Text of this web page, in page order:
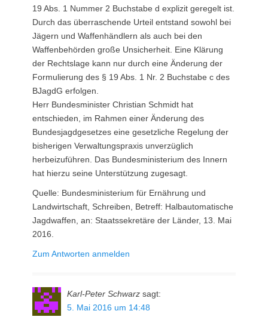
19 Abs. 1 Nummer 2 Buchstabe d explizit geregelt ist.
Durch das überraschende Urteil entstand sowohl bei
Jägern und Waffenhändlern als auch bei den
Waffenbehörden große Unsicherheit. Eine Klärung
der Rechtslage kann nur durch eine Änderung der
Formulierung des § 19 Abs. 1 Nr. 2 Buchstabe c des
BJagdG erfolgen.
Herr Bundesminister Christian Schmidt hat
entschieden, im Rahmen einer Änderung des
Bundesjagdgesetzes eine gesetzliche Regelung der
bisherigen Verwaltungspraxis unverzüglich
herbeizuführen. Das Bundesministerium des Innern
hat hierzu seine Unterstützung zugesagt.
Quelle: Bundesministerium für Ernährung und
Landwirtschaft, Schreiben, Betreff: Halbautomatische
Jagdwaffen, an: Staatssekretäre der Länder, 13. Mai
2016.
Zum Antworten anmelden
Karl-Peter Schwarz sagt:
5. Mai 2016 um 14:48